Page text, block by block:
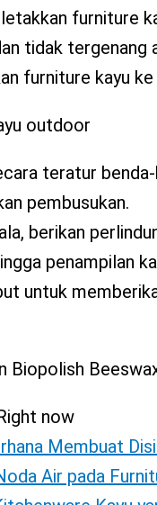
furniture
tidak tergenang
furniture kayu
teratur
pembusukan.
berikan
penampilan
untuk
Biopolish
now
Membuat
Air pada